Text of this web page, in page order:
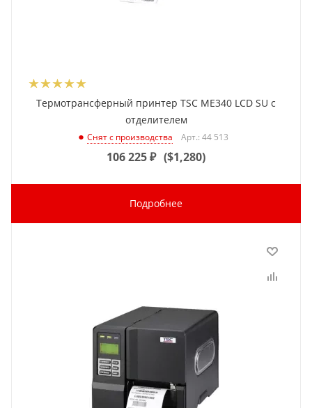
Термотрансферный принтер TSC ME340 LCD SU с
отделителем
Снят с производства Арт.: 44 513
106 225₽ ($1,280)
Подробнее